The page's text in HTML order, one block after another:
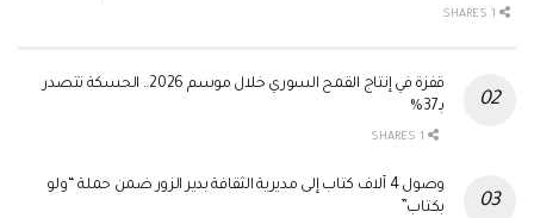
قفزة في إنتاج القمح السوري خلال موسم 2026.. الحسكة تتصدر
بـ37%
وصول 4 آلاف كتاب إلى مديرية الثقافة بدير الزور ضمن حملة “ولو
بكتاب”